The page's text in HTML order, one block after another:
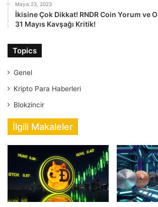
Mayıs 23, 2023
İkisine Çok Dikkat! RNDR Coin Yorum ve
31 Mayıs Kavşağı Kritik!
Topics
Genel
Kripto Para Haberleri
Blokzincir
İlgili Makaleler